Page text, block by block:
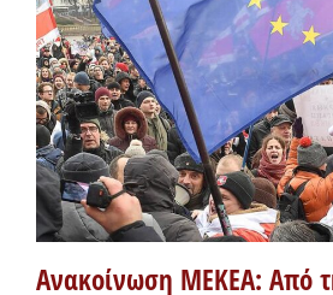
Ανακοίνωση ΜΕΚΕΑ: Από